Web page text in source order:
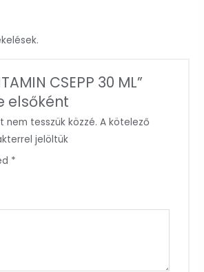
CSEPP 30 ML”
elsőként
nem tesszük közzé. A kötelező
jelöltük
*